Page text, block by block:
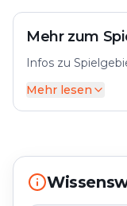
Mehr zum
Infos zu
Ansbach, eine
Bayern, ist
beeindruckende
Mehr lesen